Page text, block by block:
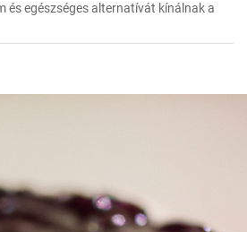
és egészséges alternatívát kínálnak a